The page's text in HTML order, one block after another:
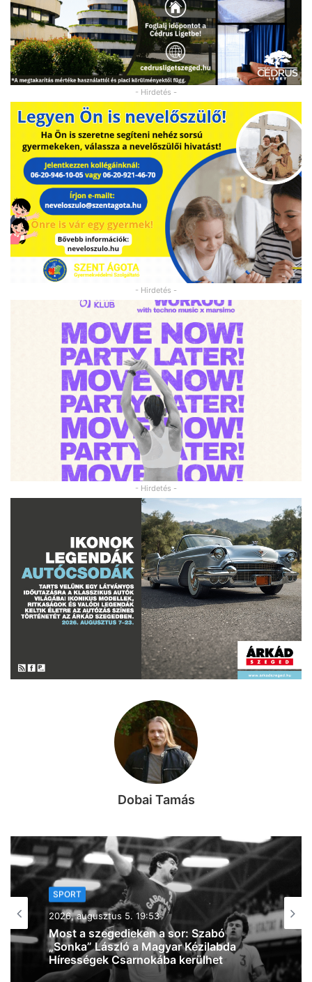
- Hirdetés -
- Hirdetés -
- Hirdetés -
Dobai Tamás
SPORT
2026, augusztus 4. 09:56
Tart a felkészülés: fiatalos, lendületes
Szegedet képzelnek el Bánhidiék az új
szezonra